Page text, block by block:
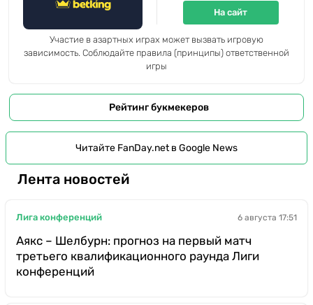
На сайт
Участие в азартных играх может вызвать игровую
зависимость. Соблюдайте правила (принципы) ответственной
игры
Рейтинг букмекеров
Читайте FanDay.net в Google News
Лента новостей
Лига конференций 6 августа 17:51
Аякс – Шелбурн: прогноз на первый матч
третьего квалификационного раунда Лиги
конференций